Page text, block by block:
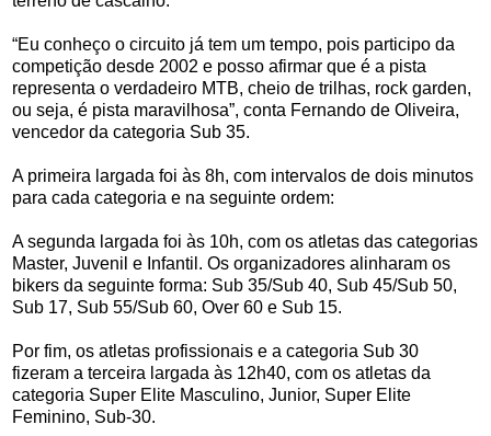
“Eu conheço o circuito já tem um tempo, pois participo da
competição desde 2002 e posso afirmar que é a pista
representa o verdadeiro MTB, cheio de trilhas, rock garden,
ou seja, é pista maravilhosa”, conta Fernando de Oliveira,
vencedor da categoria Sub 35.
A primeira largada foi às 8h, com intervalos de dois minutos
para cada categoria e na seguinte ordem:
A segunda largada foi às 10h, com os atletas das categorias
Master, Juvenil e Infantil. Os organizadores alinharam os
bikers da seguinte forma: Sub 35/Sub 40, Sub 45/Sub 50,
Sub 17, Sub 55/Sub 60, Over 60 e Sub 15.
Por fim, os atletas profissionais e a categoria Sub 30
fizeram a terceira largada às 12h40, com os atletas da
categoria Super Elite Masculino, Junior, Super Elite
Feminino, Sub-30.